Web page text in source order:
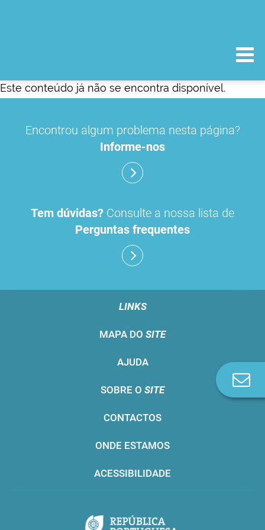
Este conteúdo já não se encontra disponível.
Encontrou algum problema nesta página?
Informe-nos
Tem dúvidas? Consulte a nossa lista de
Perguntas frequentes
LINKS
MAPA DO SITE
AJUDA
SOBRE O SITE
CONTACTOS
ONDE ESTAMOS
ACESSIBILIDADE